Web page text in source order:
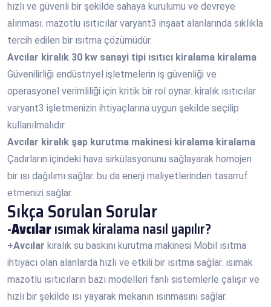
hızlı ve güvenli bir şekilde sahaya kurulumu ve devreye
alınması. mazotlu ısıtıcılar varyant3 inşaat alanlarında sıklıkla
tercih edilen bir ısıtma çözümüdür.
Avcılar kiralık 30 kw sanayi tipi ısıtıcı kiralama kiralama
Güvenilirliği endüstriyel işletmelerin iş güvenliği ve
operasyonel verimliliği için kritik bir rol oynar. kiralık ısıtıcılar
varyant3 işletmenizin ihtiyaçlarına uygun şekilde seçilip
kullanılmalıdır.
Avcılar kiralık şap kurutma makinesi kiralama kiralama
Çadırların içindeki hava sirkülasyonunu sağlayarak homojen
bir ısı dağılımı sağlar. bu da enerji maliyetlerinden tasarruf
etmenizi sağlar.
Sıkça Sorulan Sorular
-Avcılarısımak kiralama nasıl yapılır?
+Avcılar kiralık su baskını kurutma makinesi Mobil ısıtma
ihtiyacı olan alanlarda hızlı ve etkili bir ısıtma sağlar. ısımak
mazotlu ısıtıcıların bazı modelleri fanlı sistemlerle çalışır ve
hızlı bir şekilde ısı yayarak mekanın ısınmasını sağlar.